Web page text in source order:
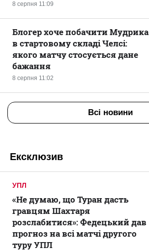
8 серпня 11:09
8 серпня 11:02
Блогер хоче побачити Мудрика
в стартовому складі Челсі:
якого матчу стосується дане
бажання
Всі новини
Ексклюзив
УПЛ
«Не думаю, що Туран дасть
гравцям Шахтаря
розслабитися»: Федецький дав
прогноз на всі матчі другого
туру УПЛ